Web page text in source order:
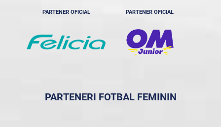
PARTENER OFICIAL PARTENER OFICIAL
PARTENERI FOTBAL FEMININ